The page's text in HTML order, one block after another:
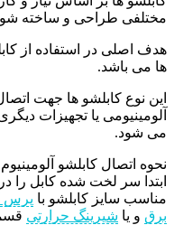
مختلفی طراحی و ساخته
هدف اصلی در استفاده از
ها می باشد.
اين نوع کابلشو ها جهت
آلومينيومی يا تجهيزات
می شود.
نحوه اتصال کابلشو
ابتدا سر لخت شده کابل را
مناسب سایز کابلشو با پرس
برق و یا شیرینگ حرارتی